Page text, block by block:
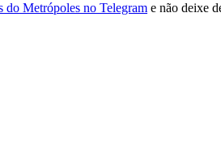
do Metrópoles no Telegram e não deixe